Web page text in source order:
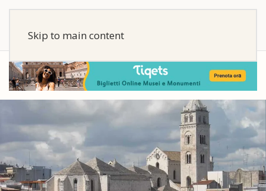
Skip to main content